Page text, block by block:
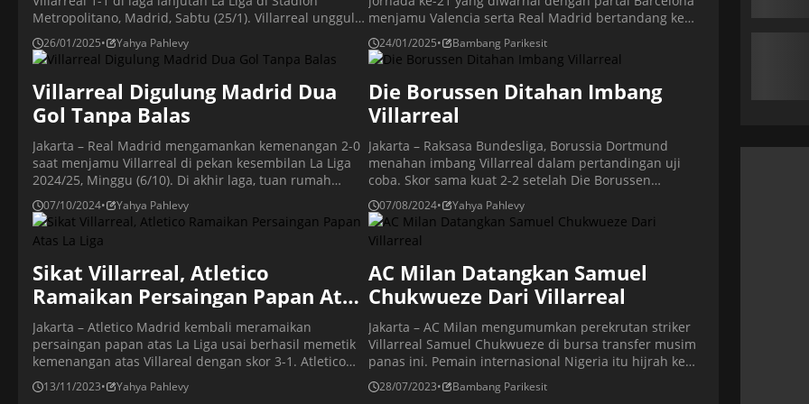
Metropolitano, Madrid, Sabtu (25/1). Villarreal unggul
terlebih dahulu berkat gol penalti Gerard Moreno pada
menit ke-29, sebelum Atletico menyamakan kedudukan
melalui gol pemain pengganti Samuel Lino pada menit
ke-58. Hasil itu tidak mengubah posisi Atletico dan
Villarreal di […]
26/01/2025• Yahya Pahlevy
menjamu Valencia serta Real Madrid bertandang ke
markas Real Valladolid. Persaingan gelar juara di
musim ini melibatkan tiga tim. Seperti biasanya Real
Madrid dan Barcelona bersaing ketat dalam perebutan
gelar juara, namun Atletico Madrid muncul sebagai
pesaing kuat dan saat […]
24/01/2025• Bambang Parikesit
Villarreal Digulung Madrid Dua
Gol Tanpa Balas
Jakarta – Real Madrid mengamankan kemenangan 2-0
saat menjamu Villarreal di pekan kesembilan La Liga
2024/25, Minggu (6/10). Di akhir laga, tuan rumah
kehilangan Dani Carvajal yang mengalami cedera
cukup parah hingga memaksanya ditandu keluar
lapangan. Kemenangan ini membuat Madrid setara
dengan Barcelona untuk urusan poin. Los Blancos
mengamankan 21 angka dari sembilan pertandingan,
sedangkan […]
07/10/2024• Yahya Pahlevy
Die Borussen Ditahan Imbang
Villarreal
Jakarta – Raksasa Bundesliga, Borussia Dortmund
menahan imbang Villarreal dalam pertandingan uji
coba. Skor sama kuat 2-2 setelah Die Borussen
tertinggal dua gol lebih dulu. Laga persahabatan
mempertemukan Borussia Dortmund dengan klub
Spanyol, Villarreal, dengan format 4×30 menit. Laga
berlangsung di Caspoint Arena, Austria, Rabu
(7/8/2024) dini hari WIB. Villarreal memimpin dulu
lewat gol yang […]
07/08/2024• Yahya Pahlevy
Sikat Villarreal, Atletico
Ramaikan Persaingan Papan Atas
La Liga
Jakarta – Atletico Madrid kembali meramaikan
persaingan papan atas La Liga usai berhasil memetik
kemenangan atas Villareal dengan skor 3-1. Atletico
menjamu Villarreal di Stadion Civitas Metropolitano,
Senin (13/11/2023) dinihari WIB. Si Kapal Selam Kuning
13/11/2023• Yahya Pahlevy
AC Milan Datangkan Samuel
Chukwueze Dari Villarreal
Jakarta – AC Milan mengumumkan perekrutan striker
Villarreal Samuel Chukwueze di bursa transfer musim
panas ini. Pemain internasional Nigeria itu hijrah ke
San Siro dengan transfer permanen dan dirinya
meneken kontrak berdurasi lima musim
28/07/2023• Bambang Parikesit